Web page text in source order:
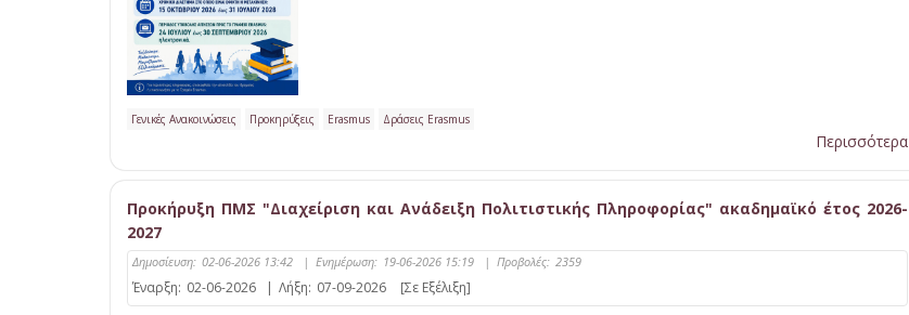
Γενικές Ανακοινώσεις Προκηρύξεις Erasmus Δράσεις Erasmus
Περισσότερα
Προκήρυξη ΠΜΣ "Διαχείριση και Ανάδειξη Πολιτιστικής Πληροφορίας" ακαδημαϊκό έτος 2026-
2027
Δημοσίευση: 02-06-2026 13:42 | Ενημέρωση: 19-06-2026 15:19 | Προβολές: 2359
Έναρξη: 02-06-2026 | Λήξη: 07-09-2026 [Σε Εξέλιξη]